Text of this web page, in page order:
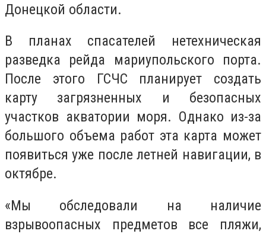
Донецкой области.
В планах спасателей нетехническая
разведка рейда мариупольского порта.
После этого ГСЧС планирует создать
карту загрязненных и безопасных
участков акватории моря. Однако из-за
большого объема работ эта карта может
появиться уже после летней навигации, в
октябре.
«Мы обследовали на наличие
взрывоопасных предметов все пляжи,